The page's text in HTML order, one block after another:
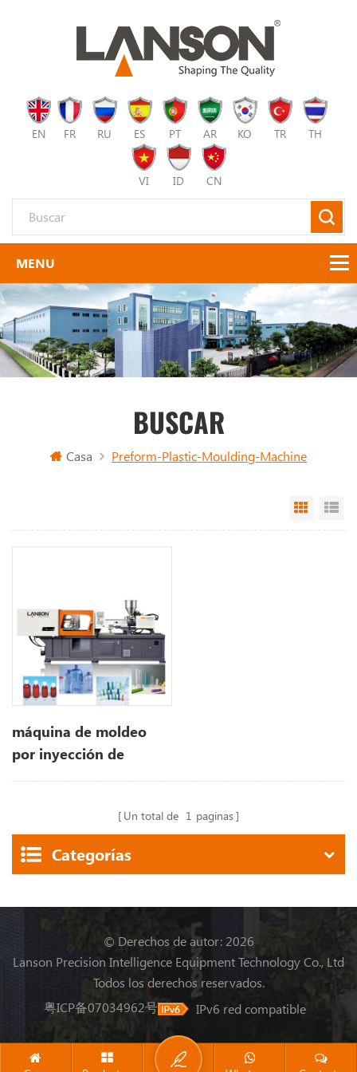
EN FR RU ES PT AR KO TR TH
VI ID CN
BUSCAR
Casa Preform-Plastic-Moulding-Machine
Grid
máquina de moldeo
por inyección de
plástico para mascotas
Un total de 1 paginas
Categorías
© Derechos de autor: 2026
Lanson Precision Intelligence Equipment Technology Co., Ltd
Todos los derechos reservados.
粤ICP备07034962号
IPv6 red compatible